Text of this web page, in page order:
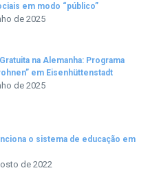
em modo “público”
de 2025
na Alemanha: Programa
em Eisenhüttenstadt
de 2025
o sistema de educação em
de 2022